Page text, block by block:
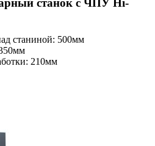
станок с ЧПУ Hi-
станиной: 500мм
210мм